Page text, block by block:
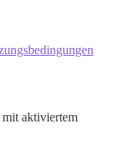
aktiviertem